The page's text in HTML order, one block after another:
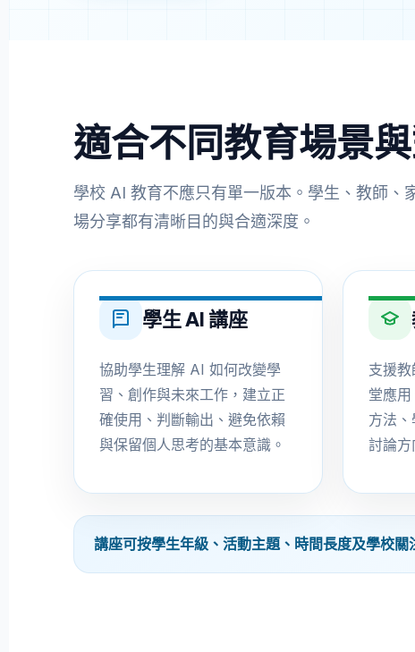
適合不同教育場景
學校 AI 教育不應只有單一版本。學生、教師
場分享都有清晰目的與合適深度。
學生 AI 講座
協助學生理解 AI 如何改變學
習、創作與未來工作，建立正
確使用、判斷輸出、避免依賴
與保留個人思考的基本意識。
支援
堂應
方法
討論方
講座可按學生年級、活動主題、時間長度及學校